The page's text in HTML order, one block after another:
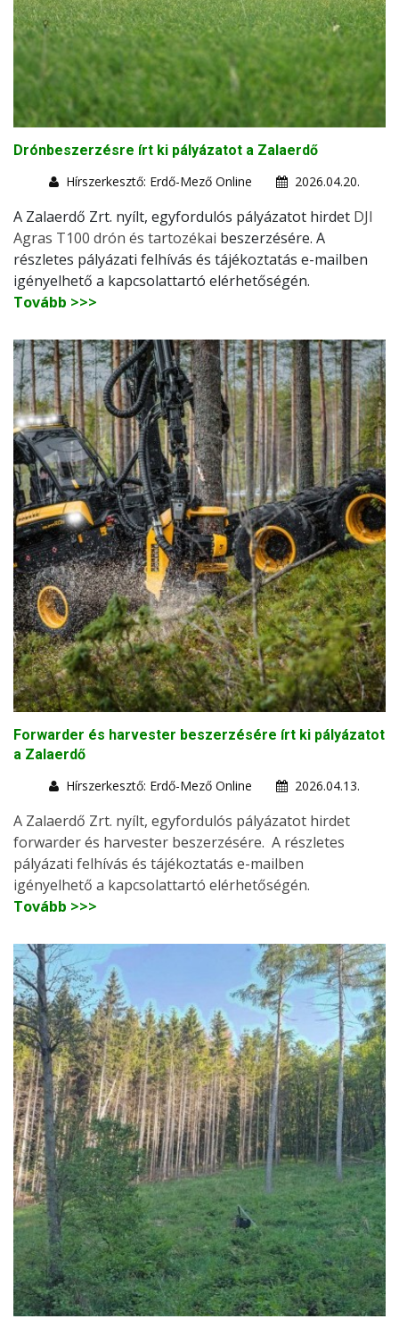
Drónbeszerzésre írt ki pályázatot a Zalaerdő
Hírszerkesztő: Erdő-Mező Online
2026.04.20.
A Zalaerdő Zrt. nyílt, egyfordulós pályázatot hirdet DJI
Agras T100 drón és tartozékai beszerzésére. A
részletes pályázati felhívás és tájékoztatás e-mailben
igényelhető a kapcsolattartó elérhetőségén.
Tovább >>>
Forwarder és harvester beszerzésére írt ki pályázatot
a Zalaerdő
Hírszerkesztő: Erdő-Mező Online
2026.04.13.
A Zalaerdő Zrt. nyílt, egyfordulós pályázatot hirdet
forwarder és harvester beszerzésére. A részletes
pályázati felhívás és tájékoztatás e-mailben
igényelhető a kapcsolattartó elérhetőségén.
Tovább >>>